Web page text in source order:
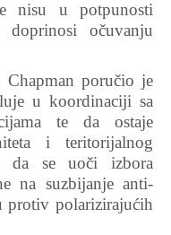
nisu u potpunosti
očuvanju
Chapman poručio je
u koordinaciji sa
te da ostaje
i teritorijalnog
da se uoči izbora
na suzbijanje anti-
protiv polarizirajućih